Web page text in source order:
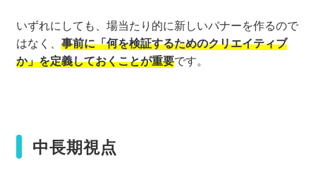
いずれにしても、場当たり的に新しいバナーを作るので
はなく、 事前に「何を検証するためのクリエイティブ
か」を定義しておくことが重要です。
中長期視点